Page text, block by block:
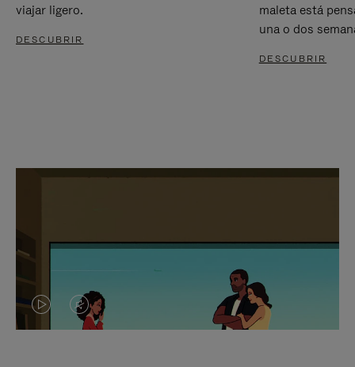
viajar ligero.
DESCUBRIR
maleta está
una o dos
DESCUBRIR
EL
EL